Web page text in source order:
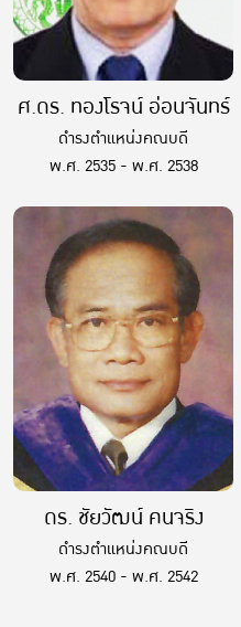
ศ.ดร. ทองโรจน์ อ่อนจันทร์
ดำรงตำแหน่งคณบดี
พ.ศ. 2535 - พ.ศ. 2538
ดร. ชัยวัฒน์ คนจริง
ดำรงตำแหน่งคณบดี
พ.ศ. 2540 - พ.ศ. 2542